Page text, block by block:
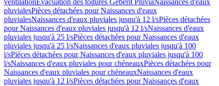
ventilationEvacuation des toitures Geberit PluviaNaissances d'eaux
pluvialesPièces détachées pour Naissances d'eaux
pluvialesNaissances d'eaux pluviales jusqu'à 12 l/sPièces détachées
pour Naissances d'eaux pluviales jusqu'à 12 l/sNaissances d'eaux
pluviales jusqu'à 25 l/sPièces détachées pour Naissances d'eaux
pluviales jusqu'à 25 l/sNaissances d'eaux pluviales jusqu'à 100
l/sPièces détachées pour Naissances d'eaux pluviales jusqu'à 100
l/sNaissances d'eaux pluviales pour chéneauxPièces détachées pour
Naissances d'eaux pluviales pour chéneauxNaissances d'eaux
pluviales jusqu'à 12 l/sPièces détachées pour Naissances d'eaux